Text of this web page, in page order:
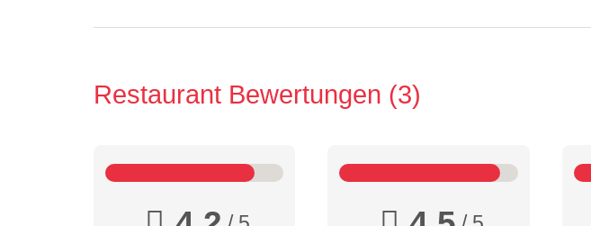
Restaurant Bewertungen 3